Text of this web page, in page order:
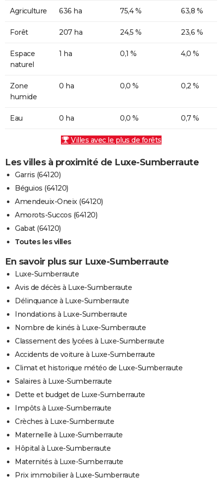
Agriculture 636 ha 75,4 % 63,8 %
Forêt 207 ha 24,5 % 23,6 %
Espace
naturel
1 ha 0,1 % 4,0 %
Zone
humide
0 ha 0,0 % 0,2 %
Eau 0 ha 0,0 % 0,7 %
Villes avec le plus de forêts
Les villes à proximité de Luxe-Sumberraute
Garris (64120)
Béguios (64120)
Amendeuix-Oneix (64120)
Amorots-Succos (64120)
Gabat (64120)
Toutes les villes
En savoir plus sur Luxe-Sumberraute
Luxe-Sumberraute
Avis de décès à Luxe-Sumberraute
Délinquance à Luxe-Sumberraute
Inondations à Luxe-Sumberraute
Nombre de kinés à Luxe-Sumberraute
Classement des lycées à Luxe-Sumberraute
Accidents de voiture à Luxe-Sumberraute
Climat et historique météo de Luxe-Sumberraute
Salaires à Luxe-Sumberraute
Dette et budget de Luxe-Sumberraute
Impôts à Luxe-Sumberraute
Crèches à Luxe-Sumberraute
Maternelle à Luxe-Sumberraute
Hôpital à Luxe-Sumberraute
Maternités à Luxe-Sumberraute
Prix immobilier à Luxe-Sumberraute